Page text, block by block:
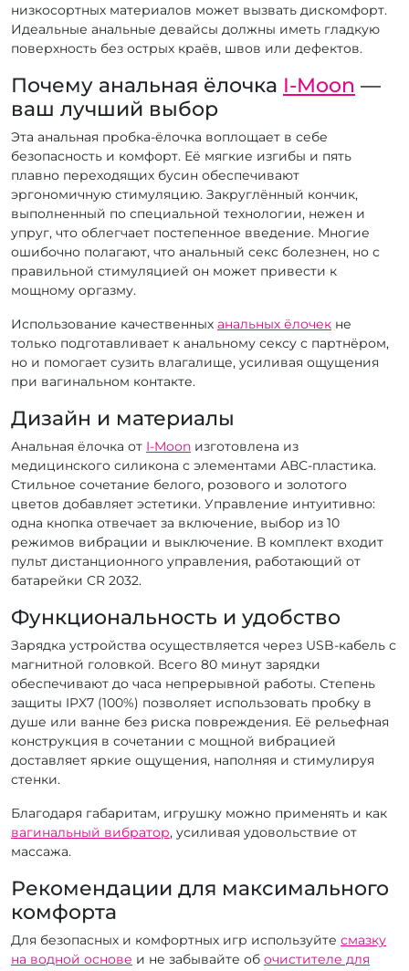
низкосортных материалов может вызвать дискомфорт.
Идеальные анальные девайсы должны иметь гладкую
поверхность без острых краёв, швов или дефектов.
Почему анальная ёлочка I-Moon —
ваш лучший выбор
Эта анальная пробка-ёлочка воплощает в себе
безопасность и комфорт. Её мягкие изгибы и пять
плавно переходящих бусин обеспечивают
эргономичную стимуляцию. Закруглённый кончик,
выполненный по специальной технологии, нежен и
упруг, что облегчает постепенное введение. Многие
ошибочно полагают, что анальный секс болезнен, но с
правильной стимуляцией он может привести к
мощному оргазму.
Использование качественных анальных ёлочек не
только подготавливает к анальному сексу с партнёром,
но и помогает сузить влагалище, усиливая ощущения
при вагинальном контакте.
Дизайн и материалы
Анальная ёлочка от I-Moon изготовлена из
медицинского силикона с элементами АВС-пластика.
Стильное сочетание белого, розового и золотого
цветов добавляет эстетики. Управление интуитивно:
одна кнопка отвечает за включение, выбор из 10
режимов вибрации и выключение. В комплект входит
пульт дистанционного управления, работающий от
батарейки CR 2032.
Функциональность и удобство
Зарядка устройства осуществляется через USB-кабель с
магнитной головкой. Всего 80 минут зарядки
обеспечивают до часа непрерывной работы. Степень
защиты IPX7 (100%) позволяет использовать пробку в
душе или ванне без риска повреждения. Её рельефная
конструкция в сочетании с мощной вибрацией
доставляет яркие ощущения, наполняя и стимулируя
стенки.
Благодаря габаритам, игрушку можно применять и как
вагинальный вибратор, усиливая удовольствие от
массажа.
Рекомендации для максимального
комфорта
Для безопасных и комфортных игр используйте смазку
на водной основе и не забывайте об очистителе для